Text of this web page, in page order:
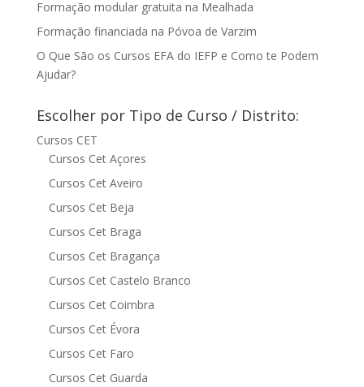
Formação modular gratuita na Mealhada
Formação financiada na Póvoa de Varzim
O Que São os Cursos EFA do IEFP e Como te Podem
Ajudar?
Escolher por Tipo de Curso / Distrito:
Cursos CET
Cursos Cet Açores
Cursos Cet Aveiro
Cursos Cet Beja
Cursos Cet Braga
Cursos Cet Bragança
Cursos Cet Castelo Branco
Cursos Cet Coimbra
Cursos Cet Évora
Cursos Cet Faro
Cursos Cet Guarda